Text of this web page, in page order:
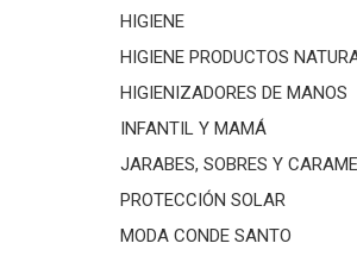
HIGIENE
HIGIENE PRODUCTOS
HIGIENIZADORES DE MANOS
INFANTIL Y MAMÁ
JARABES, SOBRES Y
PROTECCIÓN SOLAR
MODA CONDE SANTO